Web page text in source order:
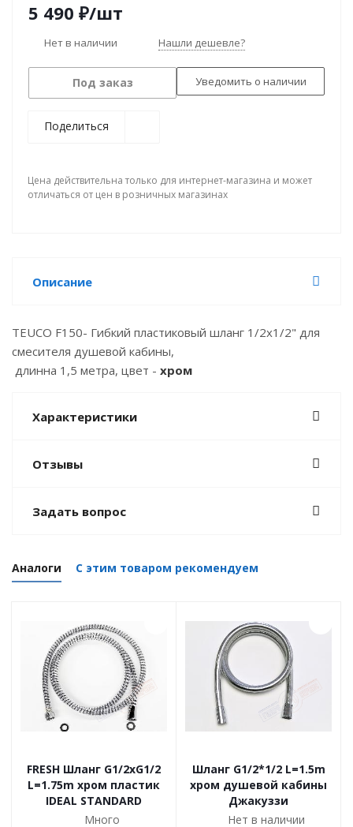
5 490 ₽/шт
Нет в наличии Нашли дешевле?
Под заказ Уведомить о наличии
Поделиться
Цена действительна только для интернет-магазина и может
отличаться от цен в розничных магазинах
Описание
TEUCO F150- Гибкий пластиковый шланг 1/2x1/2" для
смесителя душевой кабины,
длинна 1,5 метра, цвет - хром
Характеристики
Отзывы
Задать вопрос
Аналоги С этим товаром рекомендуем
FRESH Шланг G1/2xG1/2
L=1.75m хром пластик
IDEAL STANDARD
Много
Шланг G1/2*1/2 L=1.5m
хром душевой кабины
Джакуззи
Нет в наличии